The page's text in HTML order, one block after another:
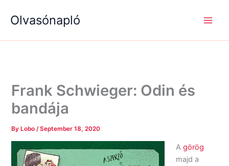
Olvasónapló
Frank Schwieger: Odin és
bandája
By Lobo/September 18, 2020
Agörög
majd a
e
a
é
g
k
é
g
k